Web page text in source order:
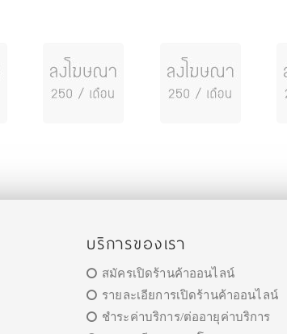
บริการของเรา
สมัครเปิดร้านค้าออนไลน์
รายละเอียการเปิดร้านค้าออนไลน์
ชำระค่าบริการ/ต่ออายุค่าบริการ